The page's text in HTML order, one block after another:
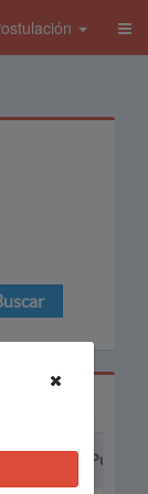
Puesto